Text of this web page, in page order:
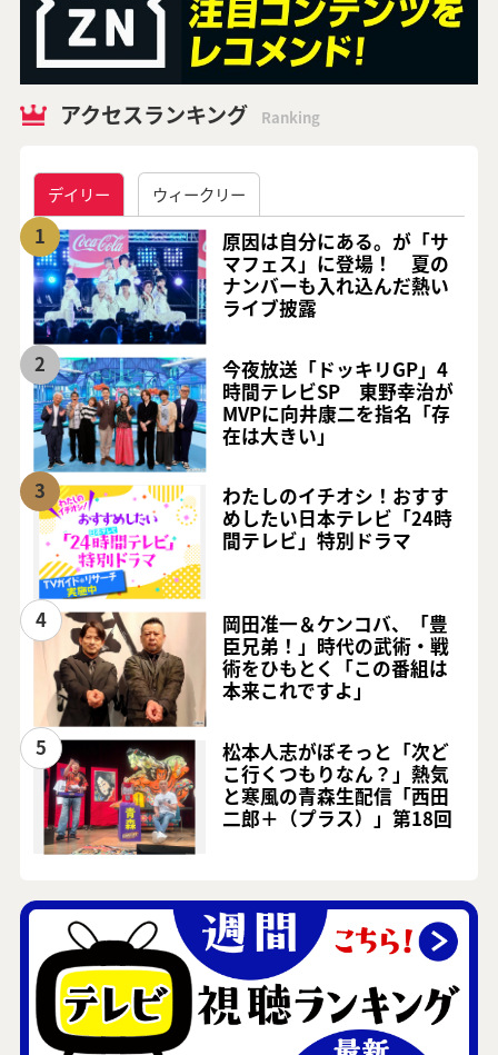
アクセスランキング Ranking
デイリー ウィークリー
1
原因は自分にある。が「サ
マフェス」に登場！ 夏の
ナンバーも入れ込んだ熱い
ライブ披露
2
今夜放送「ドッキリGP」4
時間テレビSP 東野幸治が
MVPに向井康二を指名「存
在は大きい」
3
わたしのイチオシ！おすす
めしたい日本テレビ「24時
間テレビ」特別ドラマ
4
岡田准一＆ケンコバ、「豊
臣兄弟！」時代の武術・戦
術をひもとく「この番組は
本来これですよ」
5
松本人志がぼそっと「次ど
こ行くつもりなん？」熱気
と寒風の青森生配信「西田
二郎＋（プラス）」第18回